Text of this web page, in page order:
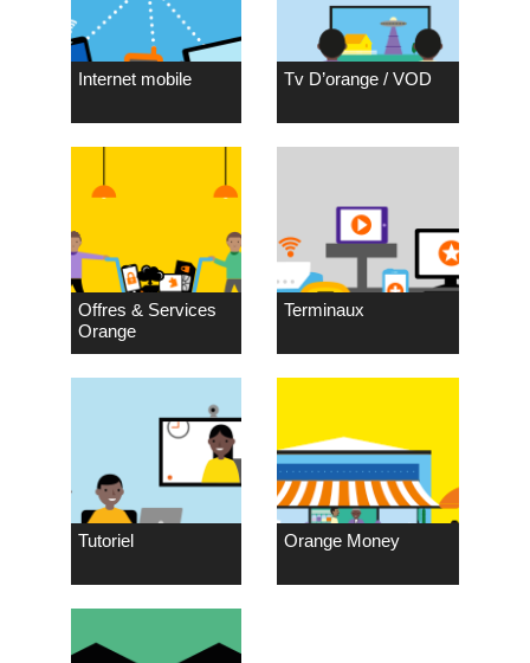
Internet mobile Tv D’orange / VOD
Offres & Services
Orange
Terminaux
Tutoriel Orange Money